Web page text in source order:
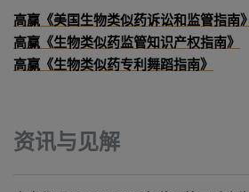
高赢《美国生物类似药诉讼和监管指南》
高赢《生物类似药监管知识产权指南》
高赢《生物类似药专利舞蹈指南》
资讯与见解